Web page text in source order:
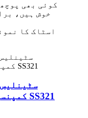
کوئی بھی
خوش ہیں،
اسٹاک کا
کمپنسیٹر لچکدار نلی میش SS321